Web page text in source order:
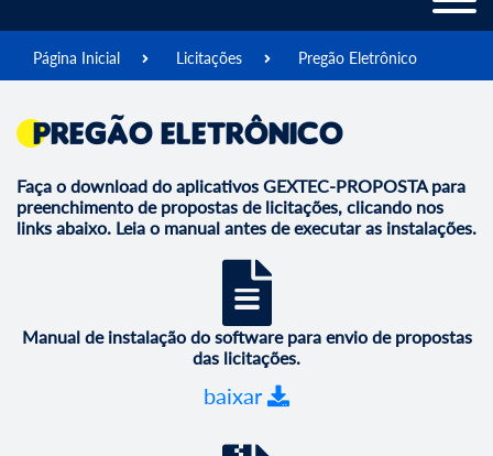
Página Inicial Licitações Pregão Eletrônico
Pregão Eletrônico
Faça o download do aplicativos GEXTEC-PROPOSTA para
preenchimento de propostas de licitações, clicando nos
links abaixo. Leia o manual antes de executar as instalações.
Manual de instalação do software para envio de propostas
das licitações.
baixar